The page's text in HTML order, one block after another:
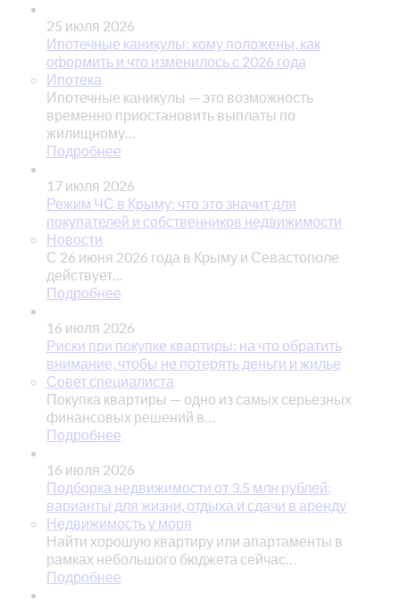
25 июля 2026
Ипотечные каникулы: кому положены, как
оформить и что изменилось с 2026 года
Ипотека
Ипотечные каникулы — это возможность
временно приостановить выплаты по
жилищному…
Подробнее
17 июля 2026
Режим ЧС в Крыму: что это значит для
покупателей и собственников недвижимости
Новости
С 26 июня 2026 года в Крыму и Севастополе
действует…
Подробнее
16 июля 2026
Риски при покупке квартиры: на что обратить
внимание, чтобы не потерять деньги и жилье
Совет специалиста
Покупка квартиры — одно из самых серьезных
финансовых решений в…
Подробнее
16 июля 2026
Подборка недвижимости от 3.5 млн рублей:
варианты для жизни, отдыха и сдачи в аренду
Недвижимость у моря
Найти хорошую квартиру или апартаменты в
рамках небольшого бюджета сейчас…
Подробнее